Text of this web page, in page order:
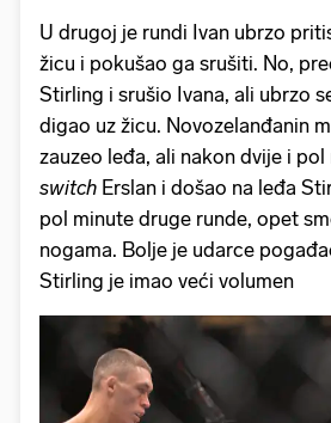
U drugoj je rundi Ivan ubrzo
žicu i pokušao ga srušiti. No,
Stirling i srušio Ivana, ali ubrzo
digao uz žicu. Novozelanđanin
zauzeo leđa, ali nakon dvije i
switch Erslan i došao na leđa
pol minute druge runde, opet
nogama. Bolje je udarce
Stirling je imao veći volumen